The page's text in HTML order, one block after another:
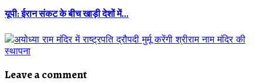
यूपी: ईरान संकट के बीच खाड़ी देशों में...
Leave a comment